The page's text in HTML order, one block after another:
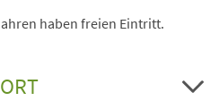
haben freien Eintritt.